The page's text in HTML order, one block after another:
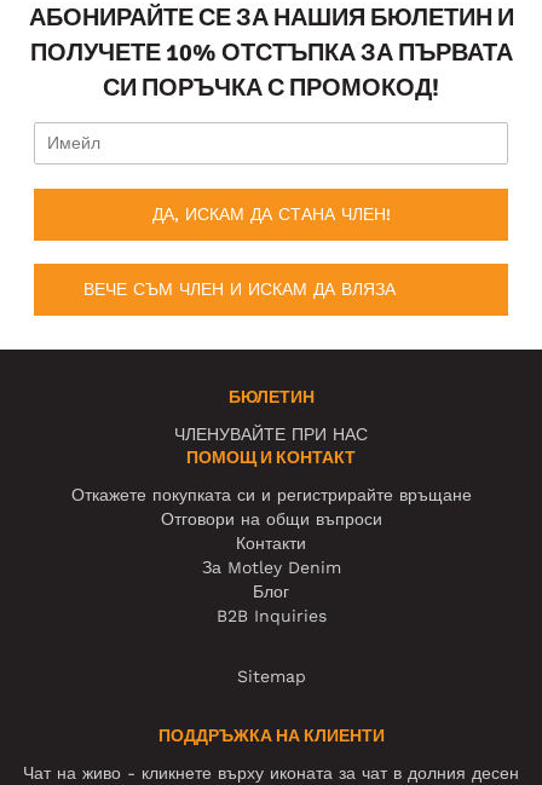
АБОНИРАЙТЕ СЕ ЗА НАШИЯ БЮЛЕТИН И
ПОЛУЧЕТЕ 10% ОТСТЪПКА ЗА ПЪРВАТА
СИ ПОРЪЧКА С ПРОМОКОД!
ДА, ИСКАМ ДА СТАНА ЧЛЕН!
ВЕЧЕ СЪМ ЧЛЕН И ИСКАМ ДА ВЛЯЗА
БЮЛЕТИН
ЧЛЕНУВАЙТЕ ПРИ НАС
ПОМОЩ И КОНТАКТ
Откажете покупката си и регистрирайте връщане
Отговори на общи въпроси
Контакти
За Motley Denim
Блог
B2B Inquiries
Sitemap
ПОДДРЪЖКА НА КЛИЕНТИ
Чат на живо - кликнете върху иконата за чат в долния десен